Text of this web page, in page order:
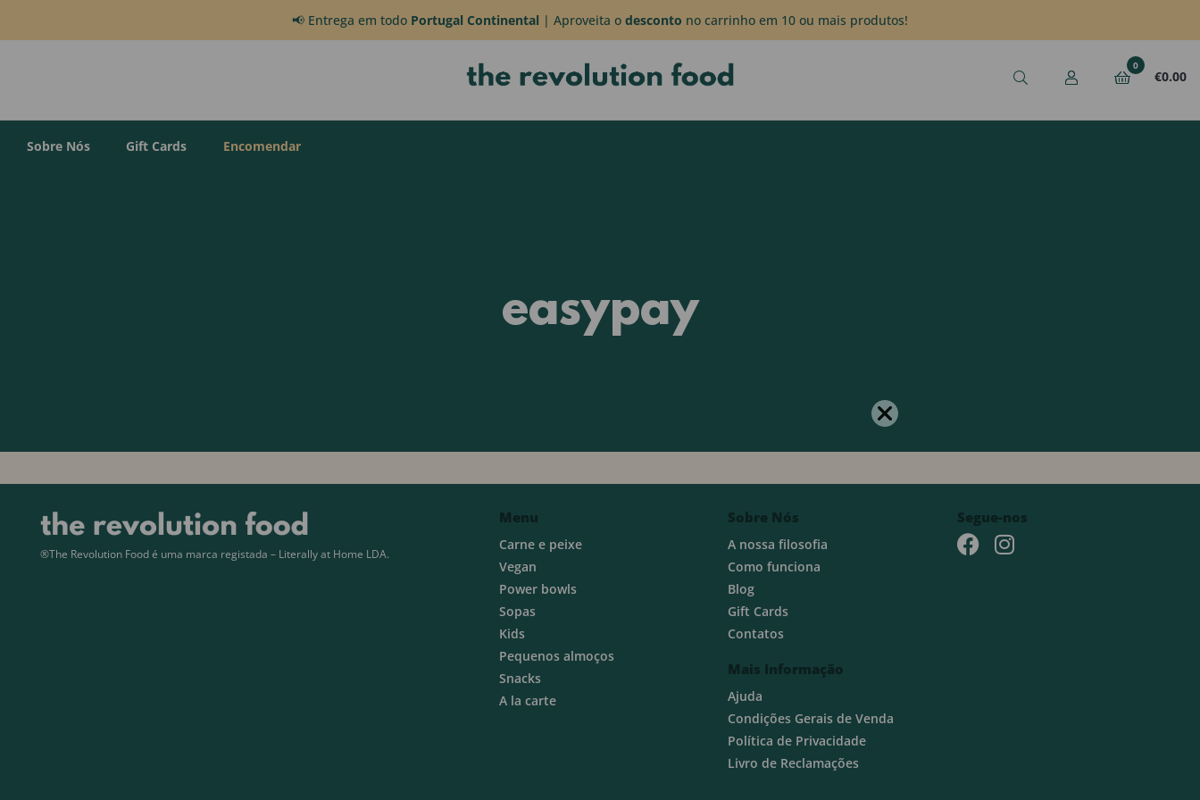
📢 Entrega em todo Portugal Continental | Aproveita o desconto no carrinho em 10 ou mais produtos!
0
€0.00
Sobre Nós Gift Cards Encomendar
easypay
®The Revolution Food é uma marca registada – Literally at Home LDA.
Menu
Carne e peixe
Vegan
Power bowls
Sopas
Kids
Pequenos almoços
Snacks
A la carte
Sobre Nós
A nossa filosofia
Como funciona
Blog
Gift Cards
Contatos
Mais Informação
Ajuda
Condições Gerais de Venda
Política de Privacidade
Livro de Reclamações
Segue-nos